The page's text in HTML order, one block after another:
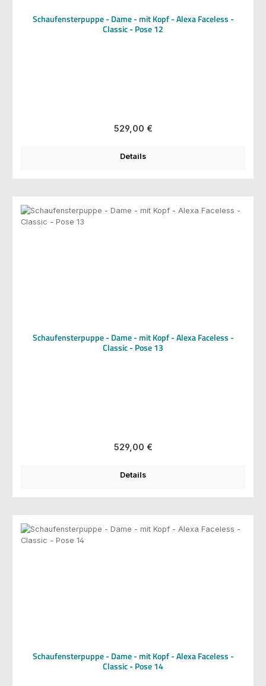
Schaufensterpuppe - Dame - mit Kopf - Alexa Faceless -
Classic - Pose 12
Regulärer Preis:
529,00 €
Details
Schaufensterpuppe - Dame - mit Kopf - Alexa Faceless -
Classic - Pose 13
Regulärer Preis:
529,00 €
Details
Schaufensterpuppe - Dame - mit Kopf - Alexa Faceless -
Classic - Pose 14